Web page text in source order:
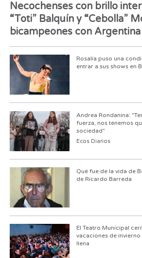
Necochenses con brillo
“Toti” Balquín y “Cebolla”
bicampeones con
Rosalía puso una
entrar a sus shows en
Andrea Rondanina:
fuerza, nos tenemos
sociedad"
Ecos Diarios
Qué fue de la vida de
de Ricardo Barreda
El Teatro Municipal
vacaciones de
llena